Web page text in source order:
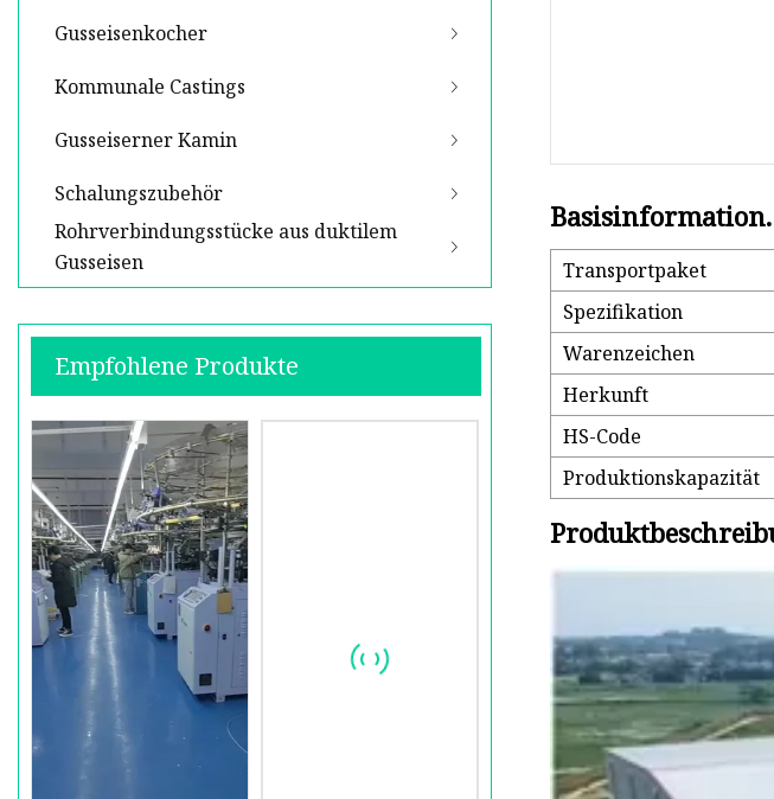
Gusseisenkocher
Kommunale Castings
Gusseiserner Kamin
Schalungszubehör
Rohrverbindungsstücke aus duktilem
Gusseisen
Empfohlene Produkte
Basisinformation.
Transportpaket
Spezifikation
Warenzeichen
Herkunft
HS-Code
Produktionskapazität